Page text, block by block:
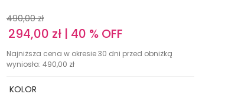
490,00 zł
294,00 zł | 40 % OFF
Najniższa cena w okresie 30 dni przed obniżką
wyniosła: 490,00 zł
KOLOR